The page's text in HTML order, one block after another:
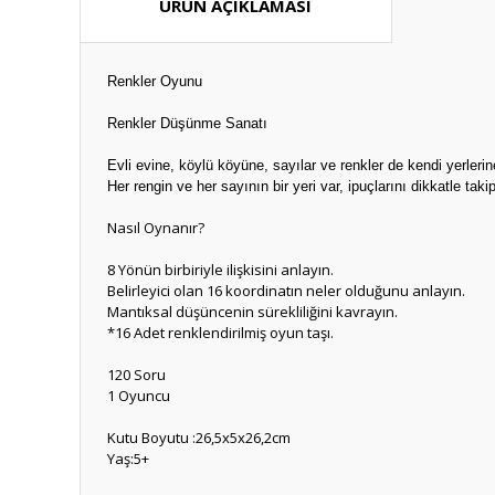
ÜRÜN AÇIKLAMASI
Renkler Oyunu
Renkler Düşünme Sanatı
Evli evine, köylü köyüne, sayılar ve renkler de kendi
Her rengin ve her sayının bir yeri var, ipuçlarını dikkatle
Nasıl Oynanır?
8 Yönün birbiriyle ilişkisini anlayın.
Belirleyici olan 16 koordinatın neler olduğunu anlayın.
Mantıksal düşüncenin sürekliliğini kavrayın.
*16 Adet renklendirilmiş oyun taşı.
120 Soru
1 Oyuncu
Kutu Boyutu :26,5x5x26,2cm
Yaş:5+